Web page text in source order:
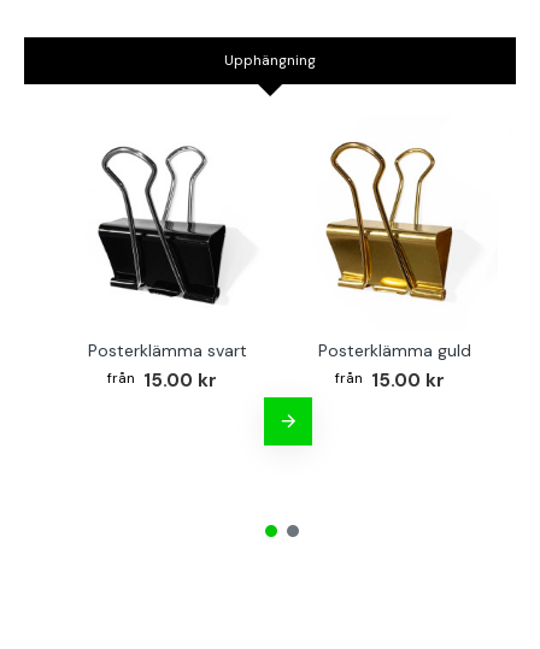
Upphängning
Posterklämma svart
15.00 kr
Posterklämma guld
15.00 kr